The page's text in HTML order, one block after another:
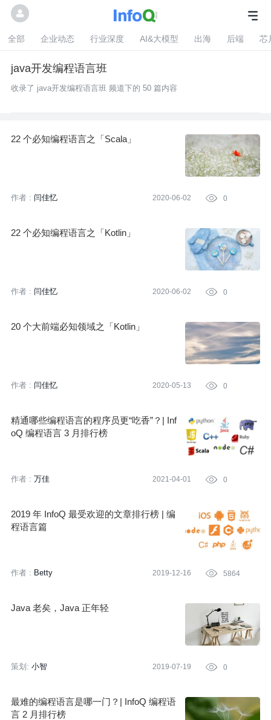
全部 企业动态 行业深度 AI&大模型 出海 后端 芯
java开发编程语言班
收录了 java开发编程语言班 频道下的 50 篇内容
22 个必知编程语言之「Scala」
作者 : 闫佳忆 2020-06-02  0
22 个必知编程语言之「Kotlin」
作者 : 闫佳忆 2020-06-02  0
20 个大前端必知领域之「Kotlin」
作者 : 闫佳忆 2020-05-13  0
精通哪些编程语言的程序员更“吃香”？| Inf
oQ 编程语言 3 月排行榜
作者 : 万佳 2021-04-01  0
2019 年 InfoQ 最受欢迎的文章排行榜 | 编
程语言篇
作者 : Betty 2019-12-16  5864
Java 老矣，Java 正年轻
策划: 小智 2019-07-19  0
最难的编程语言是哪一门？| InfoQ 编程语
言 2 月排行榜